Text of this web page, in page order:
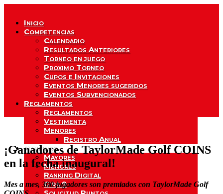
Inicio
Competencias
Calendario
Resultados Anteriores
Torneo en juego
Proximo Torneo
Cupos e Invitaciones
Eventos Menores sugeridos
Eventos Subvencionados
Reglamentos
Reglamentos
Vestimenta
Menores
Registro Anual
Rankings
Mayores
Menores
Ranking Digital
Gira 9
¡Ganadores de TaylorMade Golf COINS
en la fecha inaugural!
Mes a mes, 300 jugadores son premiados con TaylorMade Golf